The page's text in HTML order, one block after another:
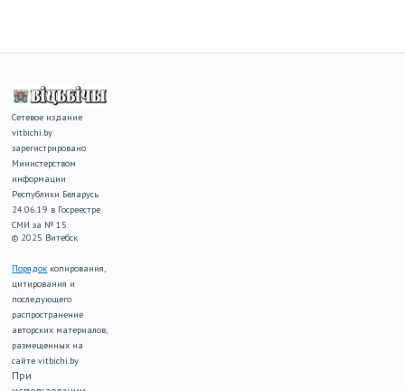
Сетевое издание
vitbichi.by
зарегистрировано
Министерством
информации
Республики Беларусь
24.06.19 в Госреестре
СМИ за № 15.
© 2025 Витебск
Порядок копирования,
цитирования и
последующего
распространение
авторских материалов,
размещенных на
сайте vitbichi.by
При